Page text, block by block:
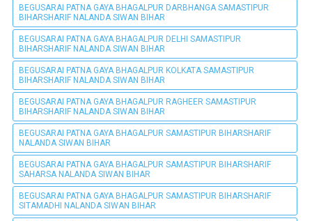
BEGUSARAI PATNA GAYA BHAGALPUR DARBHANGA SAMASTIPUR
BIHARSHARIF NALANDA SIWAN BIHAR
BEGUSARAI PATNA GAYA BHAGALPUR DELHI SAMASTIPUR
BIHARSHARIF NALANDA SIWAN BIHAR
BEGUSARAI PATNA GAYA BHAGALPUR KOLKATA SAMASTIPUR
BIHARSHARIF NALANDA SIWAN BIHAR
BEGUSARAI PATNA GAYA BHAGALPUR RAGHEER SAMASTIPUR
BIHARSHARIF NALANDA SIWAN BIHAR
BEGUSARAI PATNA GAYA BHAGALPUR SAMASTIPUR BIHARSHARIF
NALANDA SIWAN BIHAR
BEGUSARAI PATNA GAYA BHAGALPUR SAMASTIPUR BIHARSHARIF
SAHARSA NALANDA SIWAN BIHAR
BEGUSARAI PATNA GAYA BHAGALPUR SAMASTIPUR BIHARSHARIF
SITAMADHI NALANDA SIWAN BIHAR